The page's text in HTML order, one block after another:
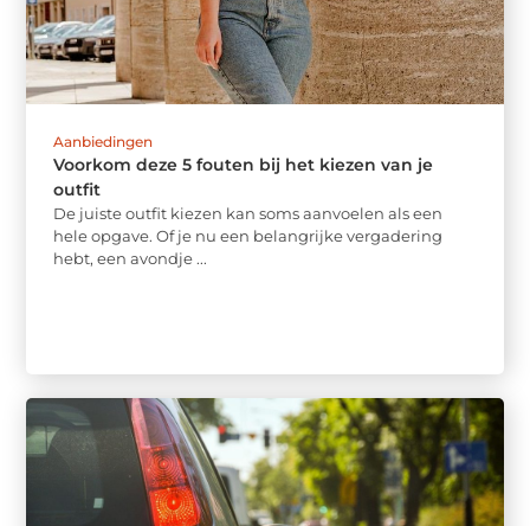
Aanbiedingen
Voorkom deze 5 fouten bij het kiezen van je
outfit
De juiste outfit kiezen kan soms aanvoelen als een
hele opgave. Of je nu een belangrijke vergadering
hebt, een avondje ...